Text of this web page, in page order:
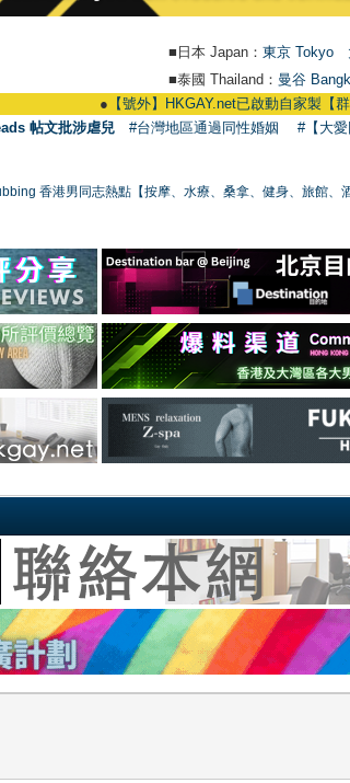
■日本 Japan： 東京 Tokyo
■泰國 Thailand： 曼谷
【號外】HKGAY.net已啟動自家製【群聚
帖文批涉虐兒 #台灣地區通過同性婚姻 #【大
香港男同志熱點【按摩、水療、桑拿、健身、旅館、酒